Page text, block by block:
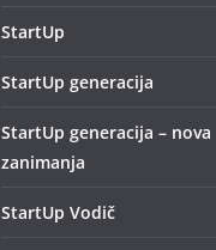
StartUp
StartUp generacija
StartUp generacija – nova
zanimanja
StartUp Vodič